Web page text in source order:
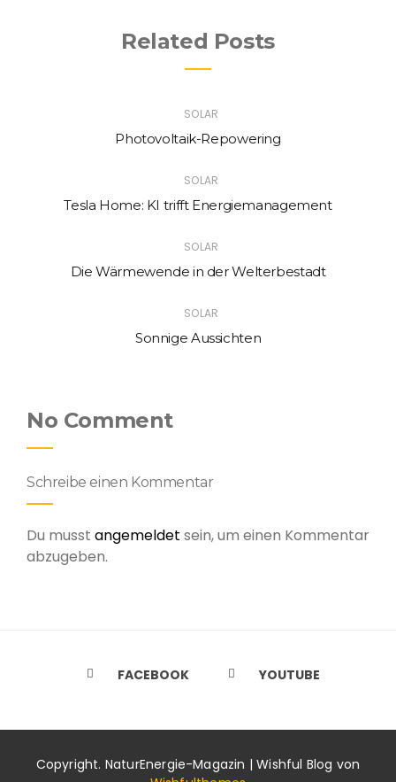
Related Posts
SOLAR
Photovoltaik-Repowering
SOLAR
Tesla Home: KI trifft Energiemanagement
SOLAR
Die Wärmewende in der Welterbestadt
SOLAR
Sonnige Aussichten
No Comment
Schreibe einen Kommentar
Du musst angemeldet sein, um einen Kommentar
abzugeben.
FACEBOOK YOUTUBE
Copyright. NaturEnergie-Magazin | Wishful Blog von